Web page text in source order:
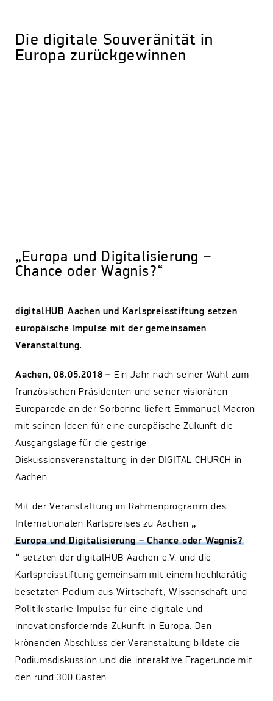
Die digitale Souveränität in
Europa zurückgewinnen
„Europa und Digitalisierung –
Chance oder Wagnis?“
digitalHUB Aachen und Karlspreisstiftung setzen
europäische Impulse mit der gemeinsamen
Veranstaltung.
Aachen, 08.05.2018 – Ein Jahr nach seiner Wahl zum
französischen Präsidenten und seiner visionären
Europarede an der Sorbonne liefert Emmanuel Macron
mit seinen Ideen für eine europäische Zukunft die
Ausgangslage für die gestrige
Diskussionsveranstaltung in der DIGITAL CHURCH in
Aachen.
Mit der Veranstaltung im Rahmenprogramm des
Internationalen Karlspreises zu Aachen „
Europa und Digitalisierung – Chance oder Wagnis?
“ setzten der digitalHUB Aachen e.V. und die
Karlspreisstiftung gemeinsam mit einem hochkarätig
besetzten Podium aus Wirtschaft, Wissenschaft und
Politik starke Impulse für eine digitale und
innovationsfördernde Zukunft in Europa. Den
krönenden Abschluss der Veranstaltung bildete die
Podiumsdiskussion und die interaktive Fragerunde mit
den rund 300 Gästen.